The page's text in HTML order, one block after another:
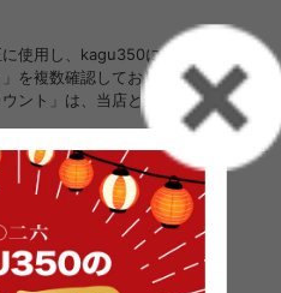
使用し、kagu350になりすました
を複数確認しております。
ント」は、当店と全く関係がござい
情報のやり取りをされないようご注
延のお詫びとお知らせ